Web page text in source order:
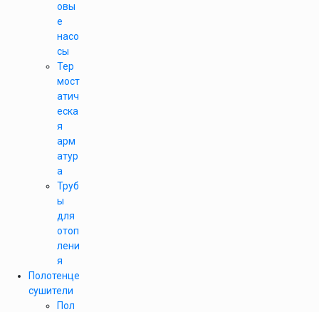
овы
е
насо
сы
Тер
мост
атич
еска
я
арм
атур
а
Труб
ы
для
отоп
лени
я
Полотенце
сушители
Пол